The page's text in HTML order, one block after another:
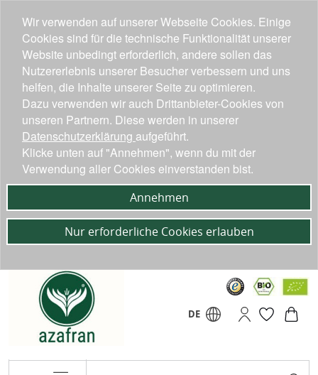
DE
Wir verwenden auf unserer Webseite Cookies. Einige
Cookies sind für die technische Funktionalität unserer
Website unbedingt erforderlich, andere sollen das
Nutzererlebnis unserer Besucher verbessern und uns
helfen, die Inhalte unserer Seite zu optimieren.
Dazu verwenden wir auch Drittanbieter-Cookies von
unseren Partnern. Diese werden in unserer
Datenschutzerklärung aufgeführt.
Klicke unten auf "Annehmen", wenn du mit der
Verwendung aller Cookies einverstanden bist.
Annehmen
Nur erforderliche Cookies erlauben